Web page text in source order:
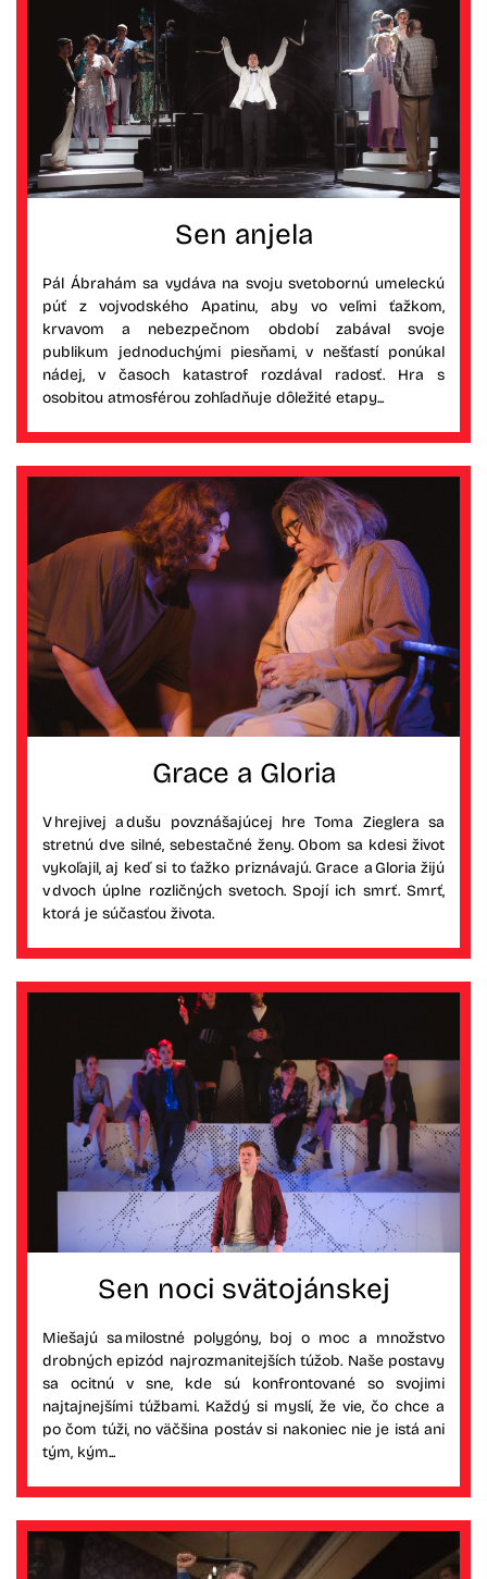
Sen anjela
Pál Ábrahám sa vydáva na svoju svetobornú umeleckú
púť z vojvodského Apatinu, aby vo veľmi ťažkom,
krvavom a nebezpečnom období zabával svoje
publikum jednoduchými piesňami, v nešťastí ponúkal
nádej, v časoch katastrof rozdával radosť. Hra s
osobitou atmosférou zohľadňuje dôležité etapy...
Grace a Gloria
V hrejivej a dušu povznášajúcej hre Toma Zieglera sa
stretnú dve silné, sebestačné ženy. Obom sa kdesi život
vykoľajil, aj keď si to ťažko priznávajú. Grace a Gloria žijú
v dvoch úplne rozličných svetoch. Spojí ich smrť. Smrť,
ktorá je súčasťou života.
Sen noci svätojánskej
Miešajú sa milostné polygóny, boj o moc a množstvo
drobných epizód najrozmanitejších túžob. Naše postavy
sa ocitnú v sne, kde sú konfrontované so svojimi
najtajnejšími túžbami. Každý si myslí, že vie, čo chce a
po čom túži, no väčšina postáv si nakoniec nie je istá ani
tým, kým...